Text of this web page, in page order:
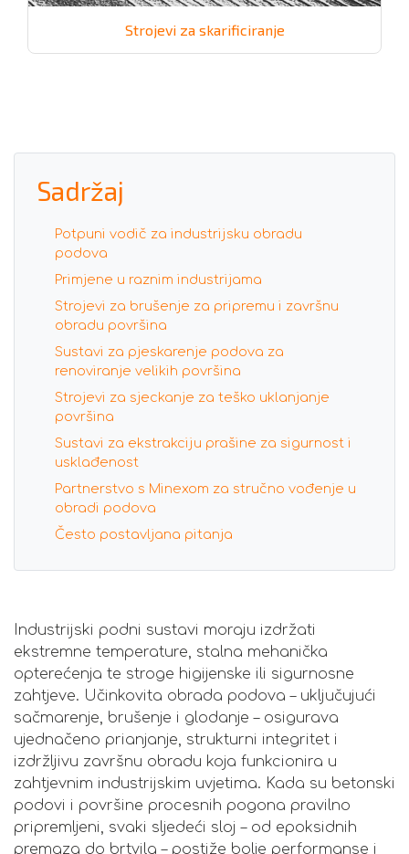
Strojevi za skarificiranje
Sadržaj
Potpuni vodič za industrijsku obradu
podova
Primjene u raznim industrijama
Strojevi za brušenje za pripremu i završnu
obradu površina
Sustavi za pjeskarenje podova za
renoviranje velikih površina
Strojevi za sjeckanje za teško uklanjanje
površina
Sustavi za ekstrakciju prašine za sigurnost i
usklađenost
Partnerstvo s Minexom za stručno vođenje u
obradi podova
Često postavljana pitanja
Industrijski podni sustavi moraju izdržati
ekstremne temperature, stalna mehanička
opterećenja te stroge higijenske ili sigurnosne
zahtjeve. Učinkovita obrada podova – uključujući
sačmarenje, brušenje i glodanje – osigurava
ujednačeno prianjanje, strukturni integritet i
izdržljivu završnu obradu koja funkcionira u
zahtjevnim industrijskim uvjetima. Kada su betonski
podovi i površine procesnih pogona pravilno
pripremljeni, svaki sljedeći sloj – od epoksidnih
premaza do brtvila – postiže bolje performanse i